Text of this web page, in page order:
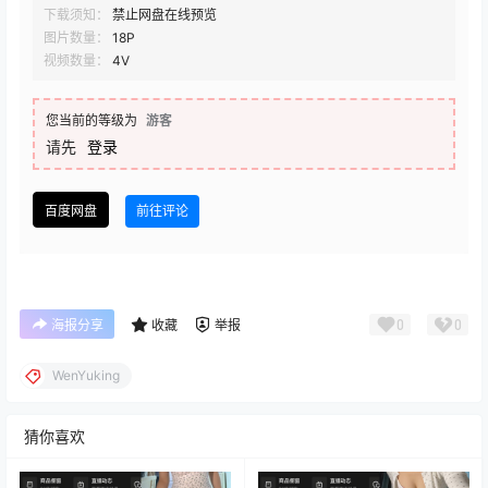
下载须知：
禁止网盘在线预览
图片数量：
18P
视频数量：
4V
您当前的等级为 游客
请先 登录
百度网盘 前往评论
海报分享 收藏 举报 0 0
WenYuking
猜你喜欢